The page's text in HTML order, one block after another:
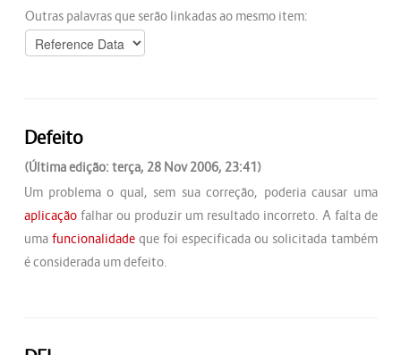
Outras palavras que serão linkadas ao mesmo item:
Defeito
(Última edição: terça, 28 Nov 2006, 23:41)
Um problema o qual, sem sua correção, poderia causar uma
aplicaçãofalhar ou produzir um resultado incorreto. A falta de
uma funcionalidadeque foi especificada ou solicitada também
é considerada um defeito.